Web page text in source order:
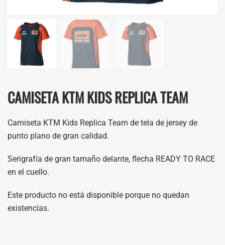
CAMISETA KTM KIDS REPLICA TEAM
Camiseta KTM Kids Replica Team de tela de jersey de
punto plano de gran calidad.
Serigrafía de gran tamaño delante, flecha READY TO RACE
en el cuello.
Este producto no está disponible porque no quedan
existencias.